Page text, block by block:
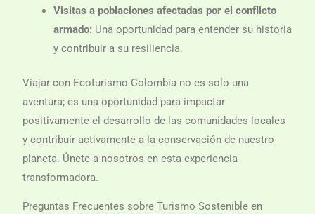
Visitas a poblaciones afectadas por el conflicto
armado: Una oportunidad para entender su historia
y contribuir a su resiliencia.
Viajar con Ecoturismo Colombia no es solo una
aventura; es una oportunidad para impactar
positivamente el desarrollo de las comunidades locales
y contribuir activamente a la conservación de nuestro
planeta. Únete a nosotros en esta experiencia
transformadora.
Preguntas Frecuentes sobre Turismo Sostenible en